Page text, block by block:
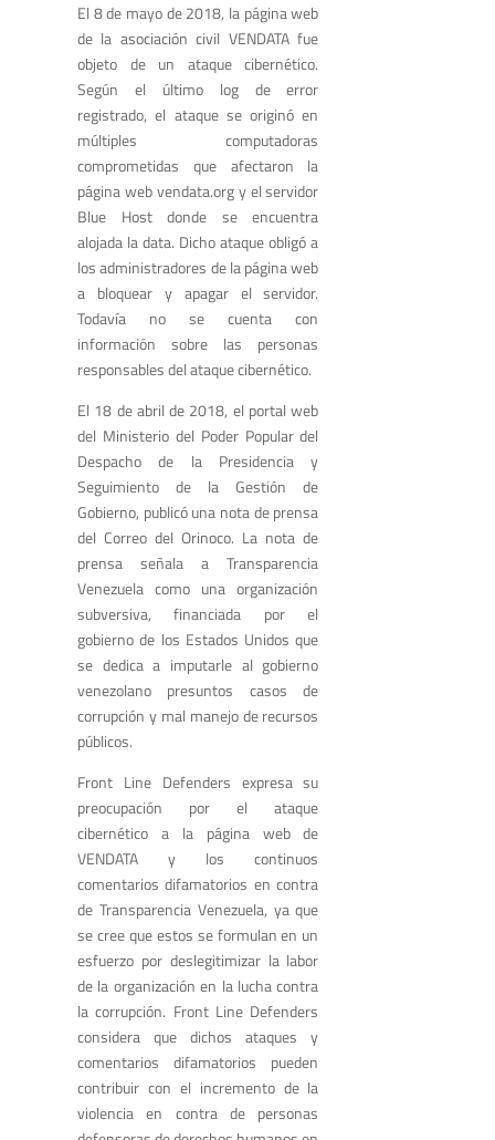
El 8 de mayo de 2018, la página web
de la asociación civil VENDATA fue
objeto de un ataque cibernético.
Según el último log de error
registrado, el ataque se originó en
múltiples computadoras
comprometidas que afectaron la
página web vendata.org y el servidor
Blue Host donde se encuentra
alojada la data. Dicho ataque obligó a
los administradores de la página web
a bloquear y apagar el servidor.
Todavía no se cuenta con
información sobre las personas
responsables del ataque cibernético.
El 18 de abril de 2018, el portal web
del Ministerio del Poder Popular del
Despacho de la Presidencia y
Seguimiento de la Gestión de
Gobierno, publicó una nota de prensa
del Correo del Orinoco. La nota de
prensa señala a Transparencia
Venezuela como una organización
subversiva, financiada por el
gobierno de los Estados Unidos que
se dedica a imputarle al gobierno
venezolano presuntos casos de
corrupción y mal manejo de recursos
públicos.
Front Line Defenders expresa su
preocupación por el ataque
cibernético a la página web de
VENDATA y los continuos
comentarios difamatorios en contra
de Transparencia Venezuela, ya que
se cree que estos se formulan en un
esfuerzo por deslegitimizar la labor
de la organización en la lucha contra
la corrupción. Front Line Defenders
considera que dichos ataques y
comentarios difamatorios pueden
contribuir con el incremento de la
violencia en contra de personas